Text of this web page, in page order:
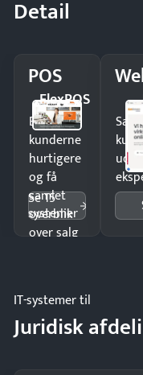
Detail
POS
FlexPOS
Ekspedér
kunderne
hurtigere
og få
samlet
overblik
over salg
Se 15
systemer
uden
IT-systemer til
Juridisk